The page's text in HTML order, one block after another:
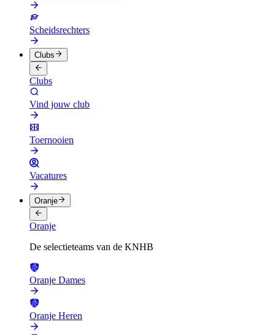
Scheidsrechters
Clubs
Clubs
Vind jouw club
Toernooien
Vacatures
Oranje
Oranje
De selectieteams van de KNHB
Oranje Dames
Oranje Heren